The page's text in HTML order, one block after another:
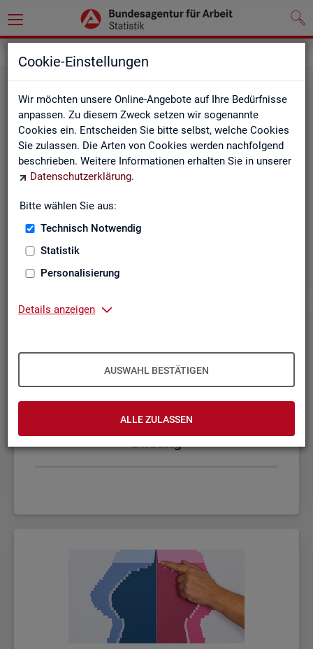
Cookie-Einstellungen
Wir möchten unsere Online-Angebote auf Ihre Bedürfnisse
anpassen. Zu diesem Zweck setzen wir sogenannte
Cookies ein. Entscheiden Sie bitte selbst, welche Cookies
Sie zulassen. Die Arten von Cookies werden nachfolgend
beschrieben. Weitere Informationen erhalten Sie in unserer
Datenschutzerklärung.
Bitte wählen Sie aus:
Technisch Notwendig
Statistik
Personalisierung
Details anzeigen
AUSWAHL BESTÄTIGEN
ALLE ZULASSEN
Bil­dung